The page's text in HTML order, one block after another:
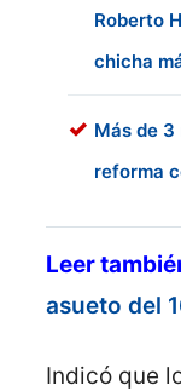
Roberto
chicha
Más de
reforma
Leer
asueto del
Indicó que